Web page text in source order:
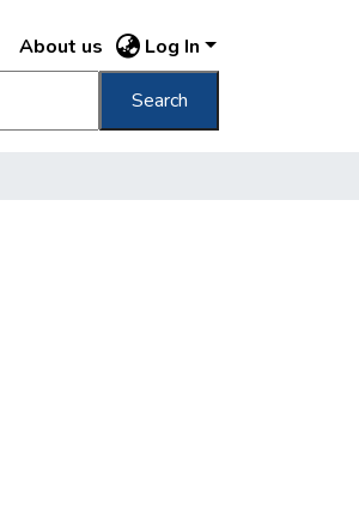
About us Log In
Search